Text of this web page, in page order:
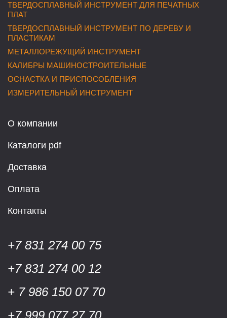
ТВЕРДОСПЛАВНЫЙ ИНСТРУМЕНТ ДЛЯ ПЕЧАТНЫХ
ПЛАТ
ТВЕРДОСПЛАВНЫЙ ИНСТРУМЕНТ ПО ДЕРЕВУ И
ПЛАСТИКАМ
МЕТАЛЛОРЕЖУЩИЙ ИНСТРУМЕНТ
КАЛИБРЫ МАШИНОСТРОИТЕЛЬНЫЕ
ОСНАСТКА И ПРИСПОСОБЛЕНИЯ
ИЗМЕРИТЕЛЬНЫЙ ИНСТРУМЕНТ
О компании
Каталоги pdf
Доставка
Оплата
Контакты
+7 831 274 00 75
+7 831 274 00 12
+ 7 986 150 07 70
+7 999 077 27 70